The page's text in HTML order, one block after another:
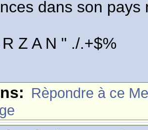
dans son pays
R Z A N " ./.+$%
Rèpondre à ce